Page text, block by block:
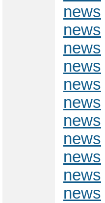
news
news
news
news
news
news
news
news
news
news
news